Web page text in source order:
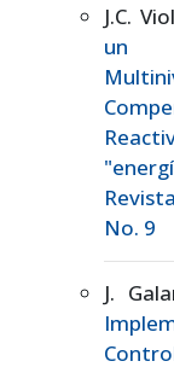
J.C.
un
No. 9
J.